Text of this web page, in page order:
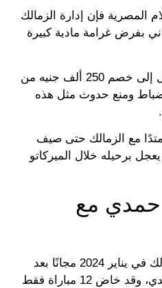
المصرية فإن إدارة الزمالك
بفرض غرامة مادية كبيرة
ويُقال أن هذه الغرامة ستصل إلى خصم 250 ألف جنيه من
ومنع حدوث مثل هذه
مع الزمالك حتى صيف
يعجل برحيله خلال الميركاتو
حمدي مع
انضم أحمد حمدي إلى الزمالك في يناير 2024 مجانًا بعد
نهاية عقده مع مونتريال الكندي، وقد خاض 12 مباراة فقط